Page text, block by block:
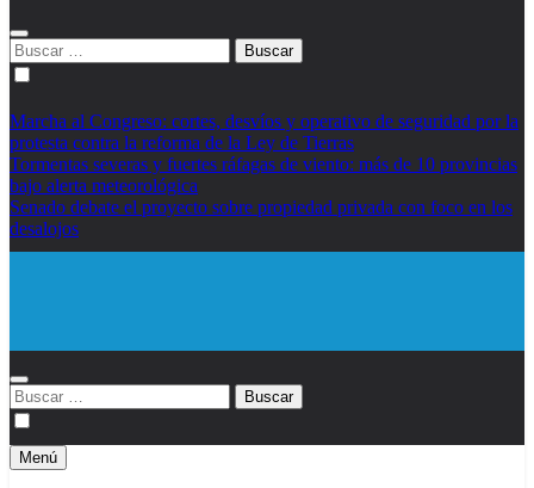
Buscar:
Marcha al Congreso: cortes, desvíos y operativo de seguridad por la
protesta contra la reforma de la Ley de Tierras
Tormentas severas y fuertes ráfagas de viento: más de 10 provincias
bajo alerta meteorológica
Senado debate el proyecto sobre propiedad privada con foco en los
desalojos
Buscar:
Menú